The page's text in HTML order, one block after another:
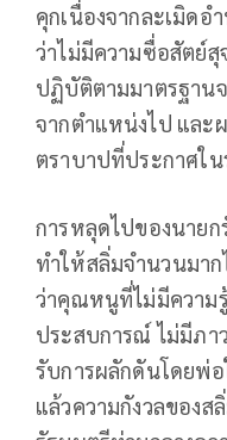
คุกเนื่องจากละเมิดอ
ว่าไม่มีความซื่อสัตย์
ปฏิบัติตามมาตรฐาน
จากตำแหน่งไป และ
ตราบาปที่ประกาศใ
การหลุดไปของนาย
ทำให้สลิ่มจำนวนมา
ว่าคุณหนูที่ไม่มีความ
ประสบการณ์ ไม่มีภา
รับการผลักดันโดยพ่
แล้วความกังวลของ